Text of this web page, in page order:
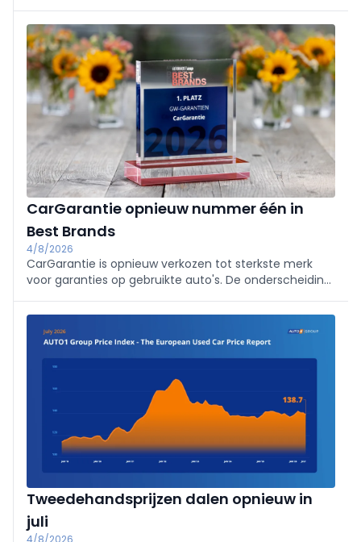
4.000 kilometer af en schreven zo een nieuw
hoofdstuk in de Belgische zonnewagengeschiedenis.
CarGarantie opnieuw nummer één in
Best Brands
4/8/2026
CarGarantie is opnieuw verkozen tot sterkste merk
voor garanties op gebruikte auto's. De onderscheiding
bij professionals uit de automobielhandel en bevestigt
het sterke merkimago van de specialist.
Tweedehandsprijzen dalen opnieuw in
juli